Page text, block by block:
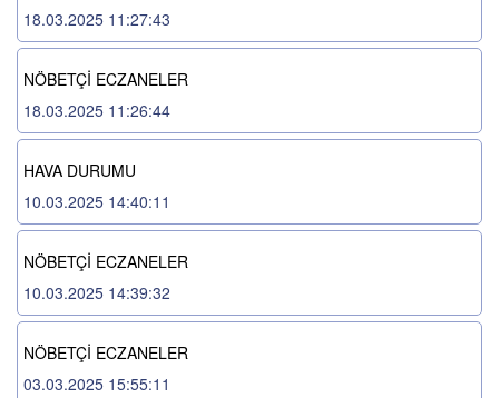
18.03.2025 11:27:43
NÖBETÇİ ECZANELER
18.03.2025 11:26:44
HAVA DURUMU
10.03.2025 14:40:11
NÖBETÇİ ECZANELER
10.03.2025 14:39:32
NÖBETÇİ ECZANELER
03.03.2025 15:55:11